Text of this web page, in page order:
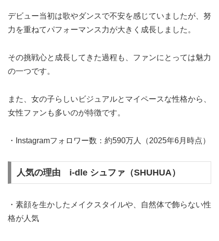
デビュー当初は歌やダンスで不安を感じていましたが、努
力を重ねてパフォーマンス力が大きく成長しました。
その挑戦心と成長してきた過程も、ファンにとっては魅力
の一つです。
また、女の子らしいビジュアルとマイペースな性格から、
女性ファンも多いのが特徴です。
・Instagramフォロワー数：約590万人（2025年6月時点）
人気の理由 i-dle シュファ（SHUHUA）
・素顔を生かしたメイクスタイルや、自然体で飾らない性
格が人気